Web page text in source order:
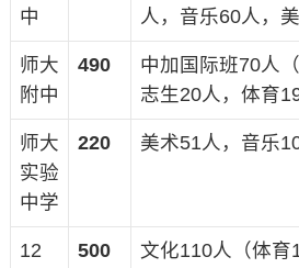
中
人，音乐60人，
师大
附中
490
中加国际班70人
志生20人，体育
师大
实验
中学
220 美术51人，音乐
12
500
文化110人（体育